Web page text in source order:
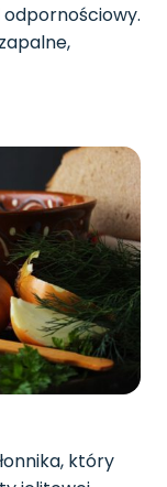
który